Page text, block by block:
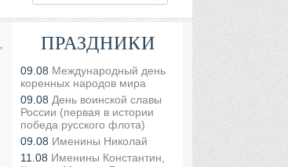
ПРАЗДНИКИ
09.08 Международный день
коренных народов мира
09.08 День воинской славы
России (первая в истории
победа русского флота)
09.08 Именины Николай
11.08 Именины Константин,